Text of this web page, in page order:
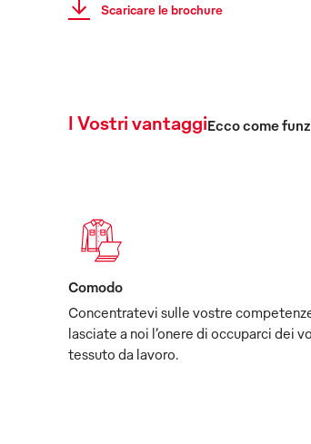
Scaricare le brochure
I Vostri vantaggiEcco come
Comodo
Concentratevi sulle vostre
lasciate a noi l’onere di occuparci dei
tessuto da lavoro.